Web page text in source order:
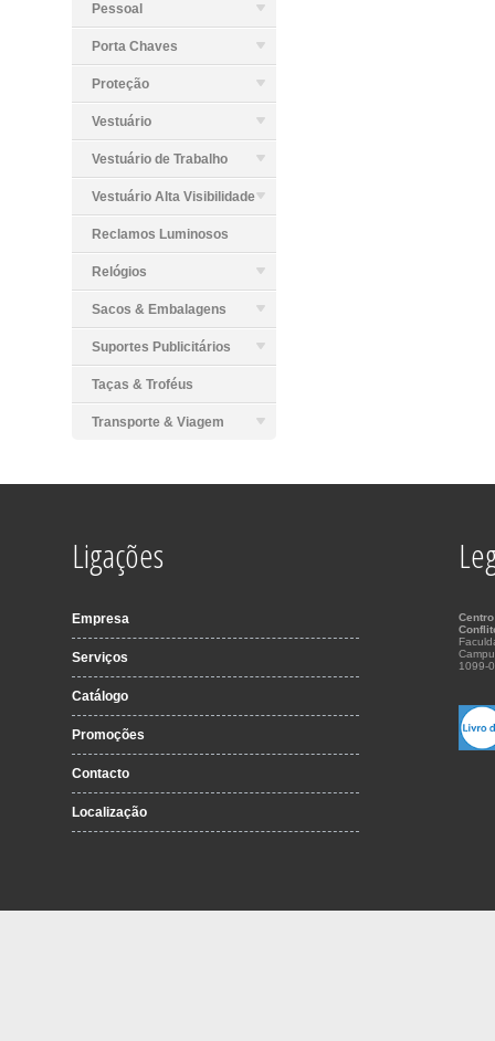
Pessoal
Porta Chaves
Proteção
Vestuário
Vestuário de Trabalho
Vestuário Alta Visibilidade
Reclamos Luminosos
Relógios
Sacos & Embalagens
Suportes Publicitários
Taças & Troféus
Transporte & Viagem
Ligações
Empresa
Serviços
Catálogo
Promoções
Contacto
Localização
1099-